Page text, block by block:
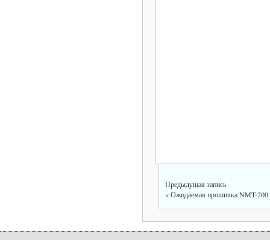
Предыдущая запись
«Ожидаемая прошивка NMT-200